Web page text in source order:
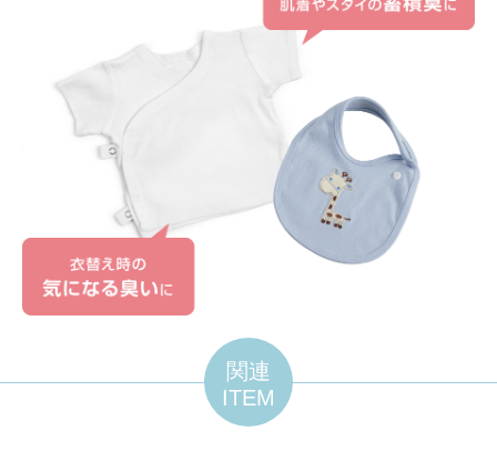
関連
ITEM